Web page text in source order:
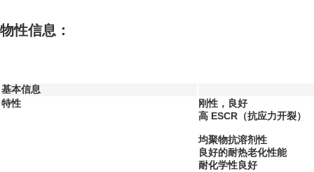
物性信息：
基本信息
特性
刚性，良好
高 ESCR（抗应力开裂）
均聚物抗溶剂性
良好的耐热老化性能
耐化学性良好